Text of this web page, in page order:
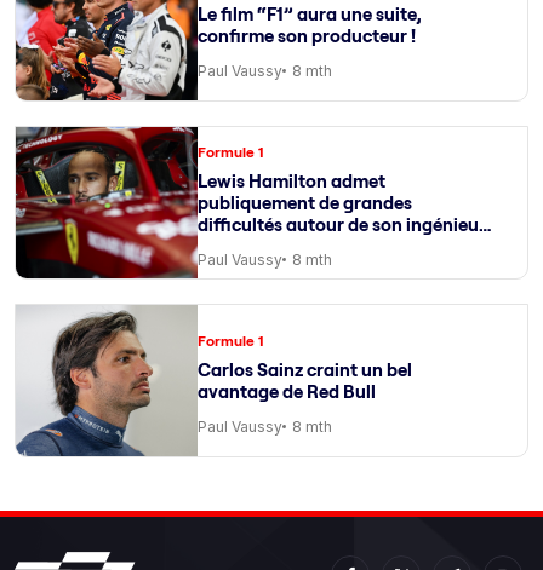
Le film “F1” aura une suite,
confirme son producteur !
Paul Vaussy 8 mth
Formule 1
Lewis Hamilton admet
publiquement de grandes
difficultés autour de son ingénieur
Paul Vaussy 8 mth
Formule 1
Carlos Sainz craint un bel
avantage de Red Bull
Paul Vaussy 8 mth